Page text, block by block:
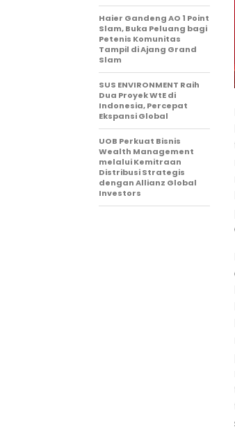
Haier Gandeng AO 1 Point
Slam, Buka Peluang bagi
Petenis Komunitas
Tampil di Ajang Grand
Slam
SUS ENVIRONMENT Raih
Dua Proyek WtE di
Indonesia, Percepat
Ekspansi Global
UOB Perkuat Bisnis
Wealth Management
melalui Kemitraan
Distribusi Strategis
dengan Allianz Global
Investors